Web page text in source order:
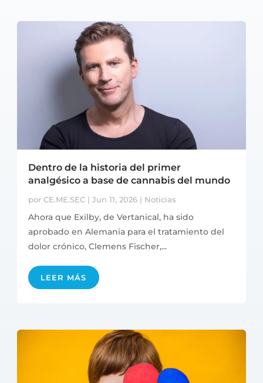
Dentro de la historia del primer
analgésico a base de cannabis del mundo
porCE.ME.SEC |Jun 11, 2026 | Noticias
Ahora que Exilby, de Vertanical, ha sido
aprobado en Alemania para el tratamiento del
dolor crónico, Clemens Fischer,...
LEER MÁS